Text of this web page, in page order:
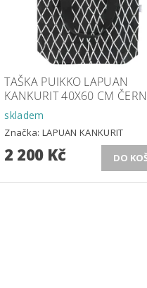
TAŠKA PUIKKO LAPUAN
KANKURIT 40X60 CM
skladem
Značka: LAPUAN KANKURIT
2 200 Kč